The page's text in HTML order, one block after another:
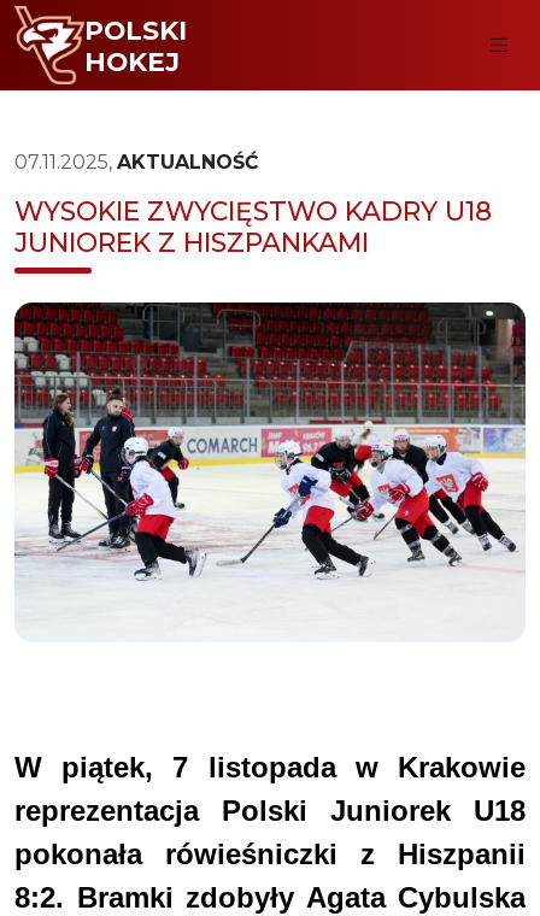
POLSKI
HOKEJ
07.11.2025, AKTUALNOŚĆ
WYSOKIE ZWYCIĘSTWO KADRY U18
JUNIOREK Z HISZPANKAMI
W piątek, 7 listopada w Krakowie
reprezentacja Polski Juniorek U18
pokonała rówieśniczki z Hiszpanii
8:2. Bramki zdobyły Agata Cybulska